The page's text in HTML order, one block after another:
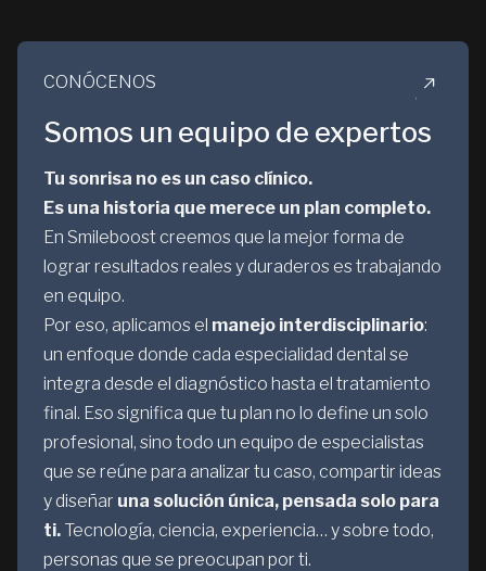
CONÓCENOS
Somos un equipo de expertos
Tu sonrisa no es un caso clínico.
Es una historia que merece un plan completo.
En Smileboost creemos que la mejor forma de
lograr resultados reales y duraderos es trabajando
en equipo.
Por eso, aplicamos el manejo interdisciplinario:
un enfoque donde cada especialidad dental se
integra desde el diagnóstico hasta el tratamiento
final. Eso significa que tu plan no lo define un solo
profesional, sino todo un equipo de especialistas
que se reúne para analizar tu caso, compartir ideas
y diseñar una solución única, pensada solo para
ti. Tecnología, ciencia, experiencia… y sobre todo,
personas que se preocupan por ti.